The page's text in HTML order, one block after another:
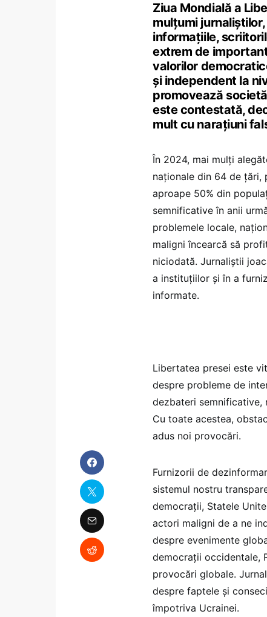
Ziua Mondială a
mulțumi
informațiile,
extrem de
valorilor
și independent la
promovează
este contestată,
mult cu narațiuni
În 2024, mai mulți
naționale din 64 de țări,
aproape 50% din
semnificative în anii
problemele locale,
maligni încearcă să
niciodată. Jurnaliştii
a instituţiilor şi în a
informate.
Libertatea presei este
despre probleme de
dezbateri semnificative,
Cu toate acestea,
adus noi provocări.
Furnizorii de
sistemul nostru
democrații, Statele
actori maligni de a ne
despre evenimente
democrații occidentale,
provocări globale.
despre faptele și
împotriva Ucrainei.